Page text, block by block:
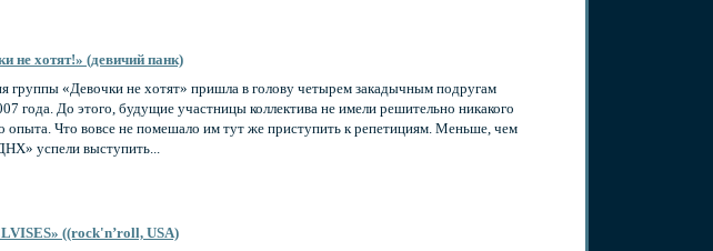
не хотят!» (девичий панк)
группы «Девочки не хотят» пришла в голову четырем закадычным подругам
года. До этого, будущие участницы коллектива не имели решительно никакого
опыта. Что вовсе не помешало им тут же приступить к репетициям. Меньше, чем
успели выступить...
((rock'n’roll, USA)